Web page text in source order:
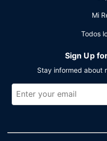
Mi
Todos
Sign Up
Stay informed about